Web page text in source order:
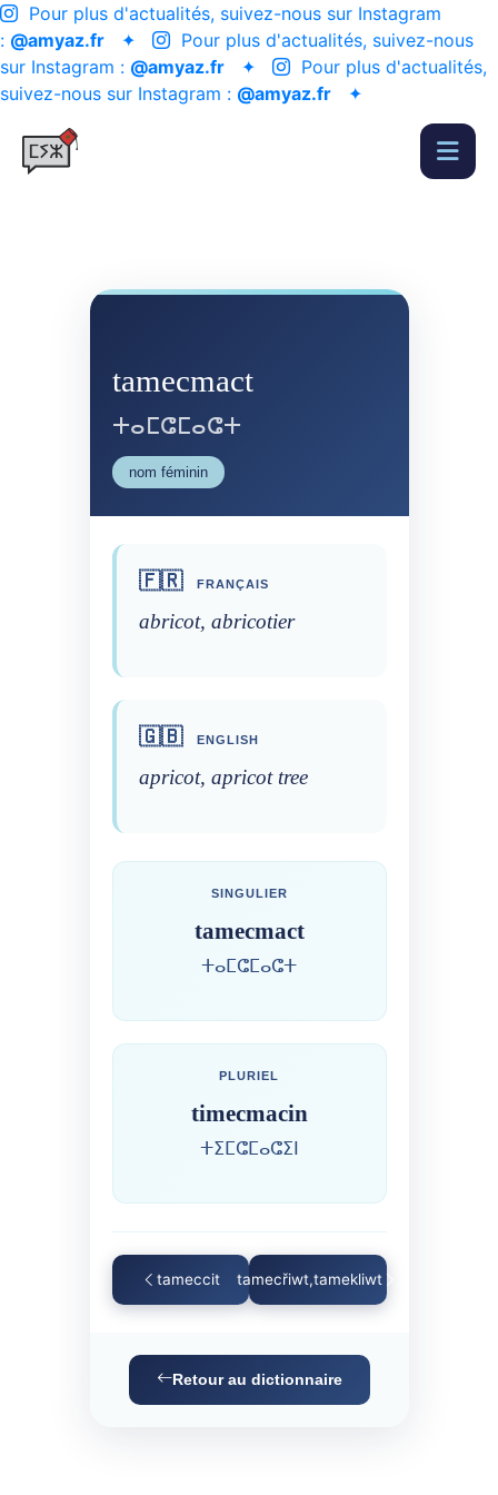
Pour plus d'actualités, suivez-nous sur Instagram
: @amyaz.fr ✦
Pour plus d'actualités, suivez-nous
sur Instagram : @amyaz.fr ✦
Pour plus d'actualités,
suivez-nous sur Instagram : @amyaz.fr ✦
tamecmact
ⵜⴰⵎⵛⵎⴰⵛⵜ
nom féminin
🇫🇷 FRANÇAIS
abricot, abricotier
🇬🇧 ENGLISH
apricot, apricot tree
SINGULIER
tamecmact
ⵜⴰⵎⵛⵎⴰⵛⵜ
PLURIEL
timecmacin
ⵜⵉⵎⵛⵎⴰⵛⵉⵏ
tameccit tamecřiwt,tamekliwt
Retour au dictionnaire